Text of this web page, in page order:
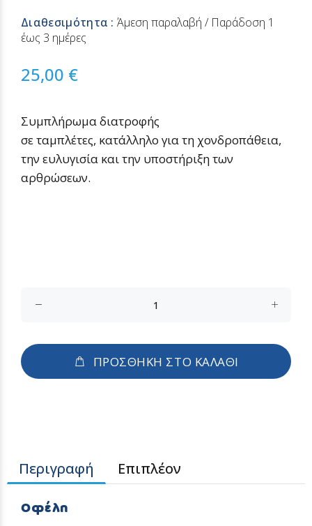
Διαθεσιμότητα :Άμεση παραλαβή / Παράδoση 1
έως 3 ημέρες
25,00 €
Συμπλήρωμα διατροφής
σε ταμπλέτες, κατάλληλο για τη χονδροπάθεια,
την ευλυγισία και την υποστήριξη των
αρθρώσεων.
ΠΡΟΣΘΗΚΗ ΣΤΟ ΚΑΛΑΘΙ
Περιγραφή Επιπλέον
Οφέλη